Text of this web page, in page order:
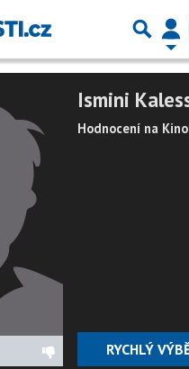
Ismini
Hodnocení na
RYCHLÝ